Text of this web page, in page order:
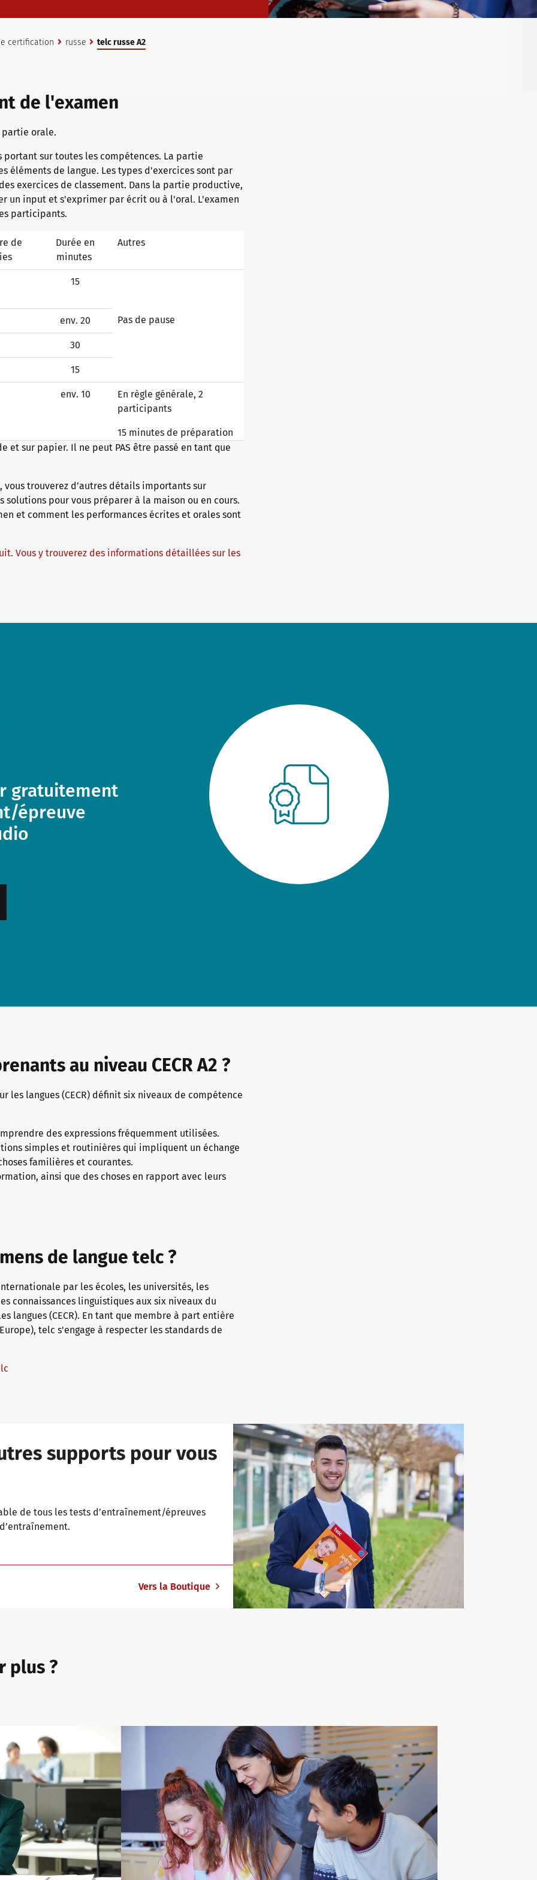
certification russe telc russe A2
de l'examen
partie orale.
sur toutes les compétences. La partie
éléments de langue. Les types d'exercices sont par
exercices de classement. Dans la partie productive,
un input et s'exprimer par écrit ou à l'oral. L'examen
participants.
de
Durée en
minutes
Autres
15
Pas de pause
env. 20
30
15
env. 10
En règle générale, 2
participants
15 minutes de préparation
et sur papier. Il ne peut PAS être passé en tant que
trouverez d’autres détails importants sur
solutions pour vous préparer à la maison ou en cours.
et comment les performances écrites et orales sont
Vous y trouverez des informations détaillées sur les
gratuitement
épreuve
au niveau CECR A2 ?
les langues (CECR) définit six niveaux de compétence
des expressions fréquemment utilisées.
simples et routinières qui impliquent un échange
familières et courantes.
ainsi que des choses en rapport avec leurs
de langue telc ?
par les écoles, les universités, les
connaissances linguistiques aux six niveaux du
langues (CECR). En tant que membre à part entière
telc s'engage à respecter les standards de
supports pour vous
de tous les tests d’entraînement/épreuves
Vers la Boutique
plus ?